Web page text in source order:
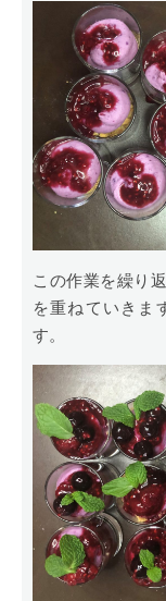
この作業を繰り
を重ねていきま
す。